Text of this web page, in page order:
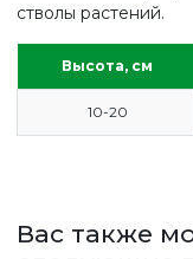
СДЕЛАТЬ
стволы растений.
Высота, см
10-20
Вас также